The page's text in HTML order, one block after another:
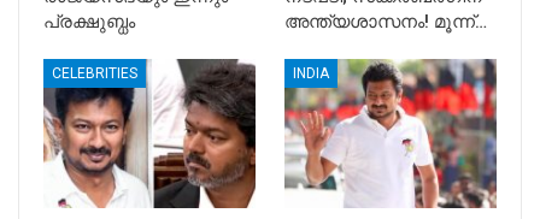
പ്രക്ഷുബ്ധം
അന്ത്യശാസനം! മൂന്ന്…
CELEBRITIES INDIA